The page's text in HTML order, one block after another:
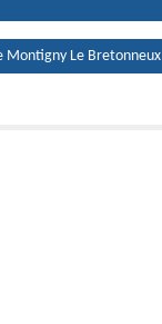
Montigny Le Bretonneux